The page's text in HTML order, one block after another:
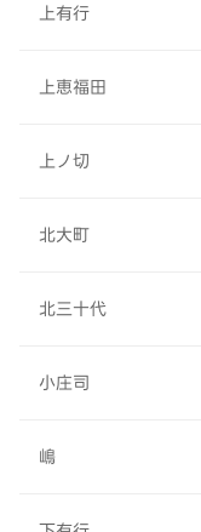
上有行
上恵福田
上ノ切
北大町
北三十代
小庄司
嶋